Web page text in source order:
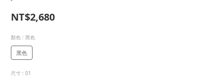
NT$2,680
顏色 : 黑色
黑色
尺寸 : 01